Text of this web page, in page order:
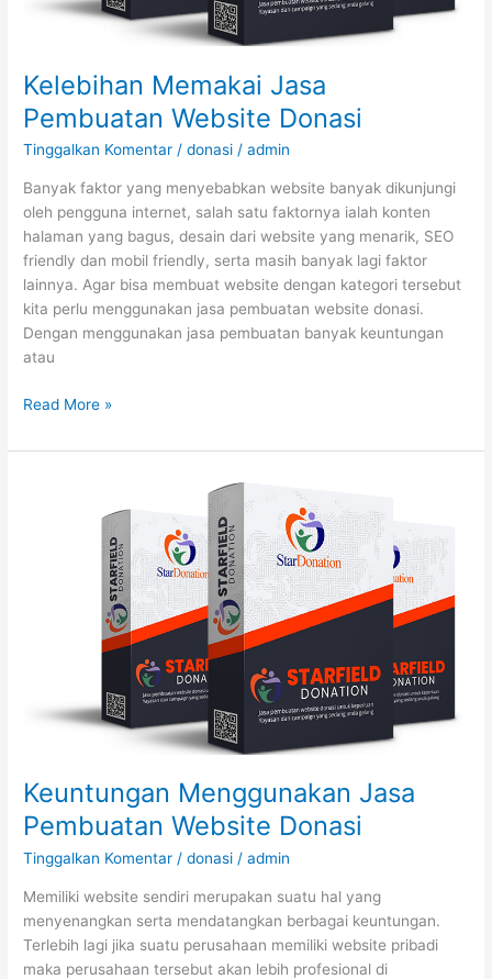
Kelebihan Memakai Jasa
Pembuatan Website Donasi
Tinggalkan Komentar /donasi /admin
Banyak faktor yang menyebabkan website banyak dikunjungi
oleh pengguna internet, salah satu faktornya ialah konten
halaman yang bagus, desain dari website yang menarik, SEO
friendly dan mobil friendly, serta masih banyak lagi faktor
lainnya. Agar bisa membuat website dengan kategori tersebut
kita perlu menggunakan jasa pembuatan website donasi.
Dengan menggunakan jasa pembuatan banyak keuntungan
atau
Read More »
Keuntungan Menggunakan Jasa
Pembuatan Website Donasi
Tinggalkan Komentar /donasi /admin
Memiliki website sendiri merupakan suatu hal yang
menyenangkan serta mendatangkan berbagai keuntungan.
Terlebih lagi jika suatu perusahaan memiliki website pribadi
maka perusahaan tersebut akan lebih profesional di
Menggunakan